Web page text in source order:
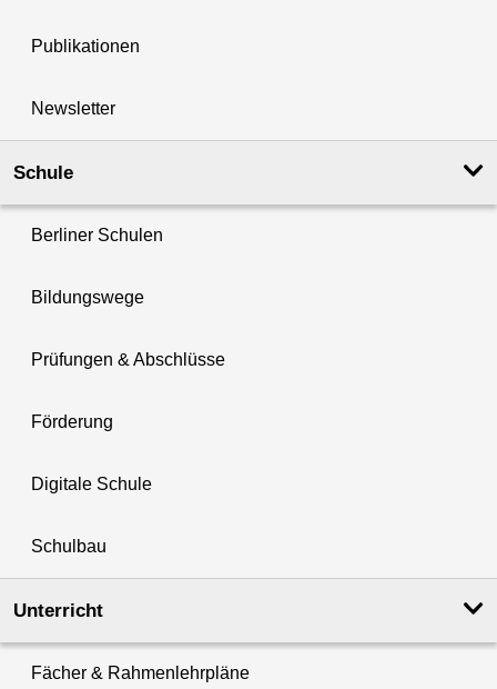
Publikationen
Newsletter
Schule
Berliner Schulen
Bildungswege
Prüfungen & Abschlüsse
Förderung
Digitale Schule
Schulbau
Unterricht
Fächer & Rahmenlehrpläne